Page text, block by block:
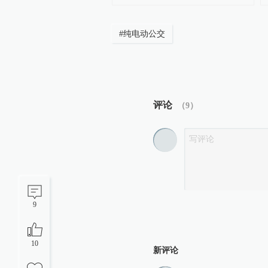
9
10
#纯电动公交
评论 （9）
新评论